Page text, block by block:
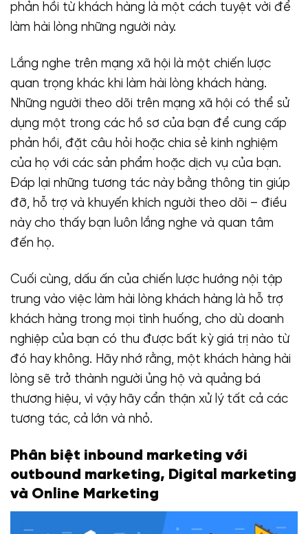
phản hồi từ khách hàng là một cách tuyệt vời để
làm hài lòng những người này.
Lắng nghe trên mạng xã hội là một chiến lược
quan trọng khác khi làm hài lòng khách hàng.
Những người theo dõi trên mạng xã hội có thể sử
dụng một trong các hồ sơ của bạn để cung cấp
phản hồi, đặt câu hỏi hoặc chia sẻ kinh nghiệm
của họ với các sản phẩm hoặc dịch vụ của bạn.
Đáp lại những tương tác này bằng thông tin giúp
đỡ, hỗ trợ và khuyến khích người theo dõi – điều
này cho thấy bạn luôn lắng nghe và quan tâm
đến họ.
Cuối cùng, dấu ấn của chiến lược hướng nội tập
trung vào việc làm hài lòng khách hàng là hỗ trợ
khách hàng trong mọi tình huống, cho dù doanh
nghiệp của bạn có thu được bất kỳ giá trị nào từ
đó hay không. Hãy nhớ rằng, một khách hàng hài
lòng sẽ trở thành người ủng hộ và quảng bá
thương hiệu, vì vậy hãy cẩn thận xử lý tất cả các
tương tác, cả lớn và nhỏ.
Phân biệt inbound marketing với
outbound marketing, Digital marketing
và Online Marketing